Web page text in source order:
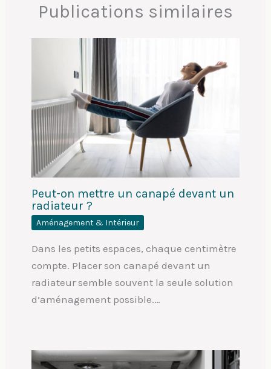
Publications similaires
Peut-on mettre un canapé devant un
radiateur ?
Aménagement & Intérieur
Dans les petits espaces, chaque centimètre
compte. Placer son canapé devant un
radiateur semble souvent la seule solution
d’aménagement possible.…